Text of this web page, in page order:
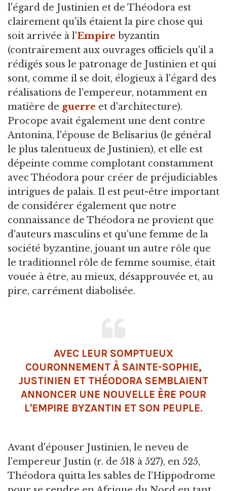
l'égard de Justinien et de Théodora est
clairement qu'ils étaient la pire chose qui
soit arrivée à l'Empire byzantin
(contrairement aux ouvrages officiels qu'il a
rédigés sous le patronage de Justinien et qui
sont, comme il se doit, élogieux à l'égard des
réalisations de l'empereur, notamment en
matière de guerre et d'architecture).
Procope avait également une dent contre
Antonina, l'épouse de Belisarius (le général
le plus talentueux de Justinien), et elle est
dépeinte comme complotant constamment
avec Théodora pour créer de préjudiciables
intrigues de palais. Il est peut-être important
de considérer également que notre
connaissance de Théodora ne provient que
d'auteurs masculins et qu'une femme de la
société byzantine, jouant un autre rôle que
le traditionnel rôle de femme soumise, était
vouée à être, au mieux, désapprouvée et, au
pire, carrément diabolisée.
AVEC LEUR SOMPTUEUX
COURONNEMENT À SAINTE-SOPHIE,
JUSTINIEN ET THÉODORA SEMBLAIENT
ANNONCER UNE NOUVELLE ÈRE POUR
L'EMPIRE BYZANTIN ET SON PEUPLE.
Avant d'épouser Justinien, le neveu de
l'empereur Justin (r. de 518 à 527), en 525,
Théodora quitta les sables de l'Hippodrome